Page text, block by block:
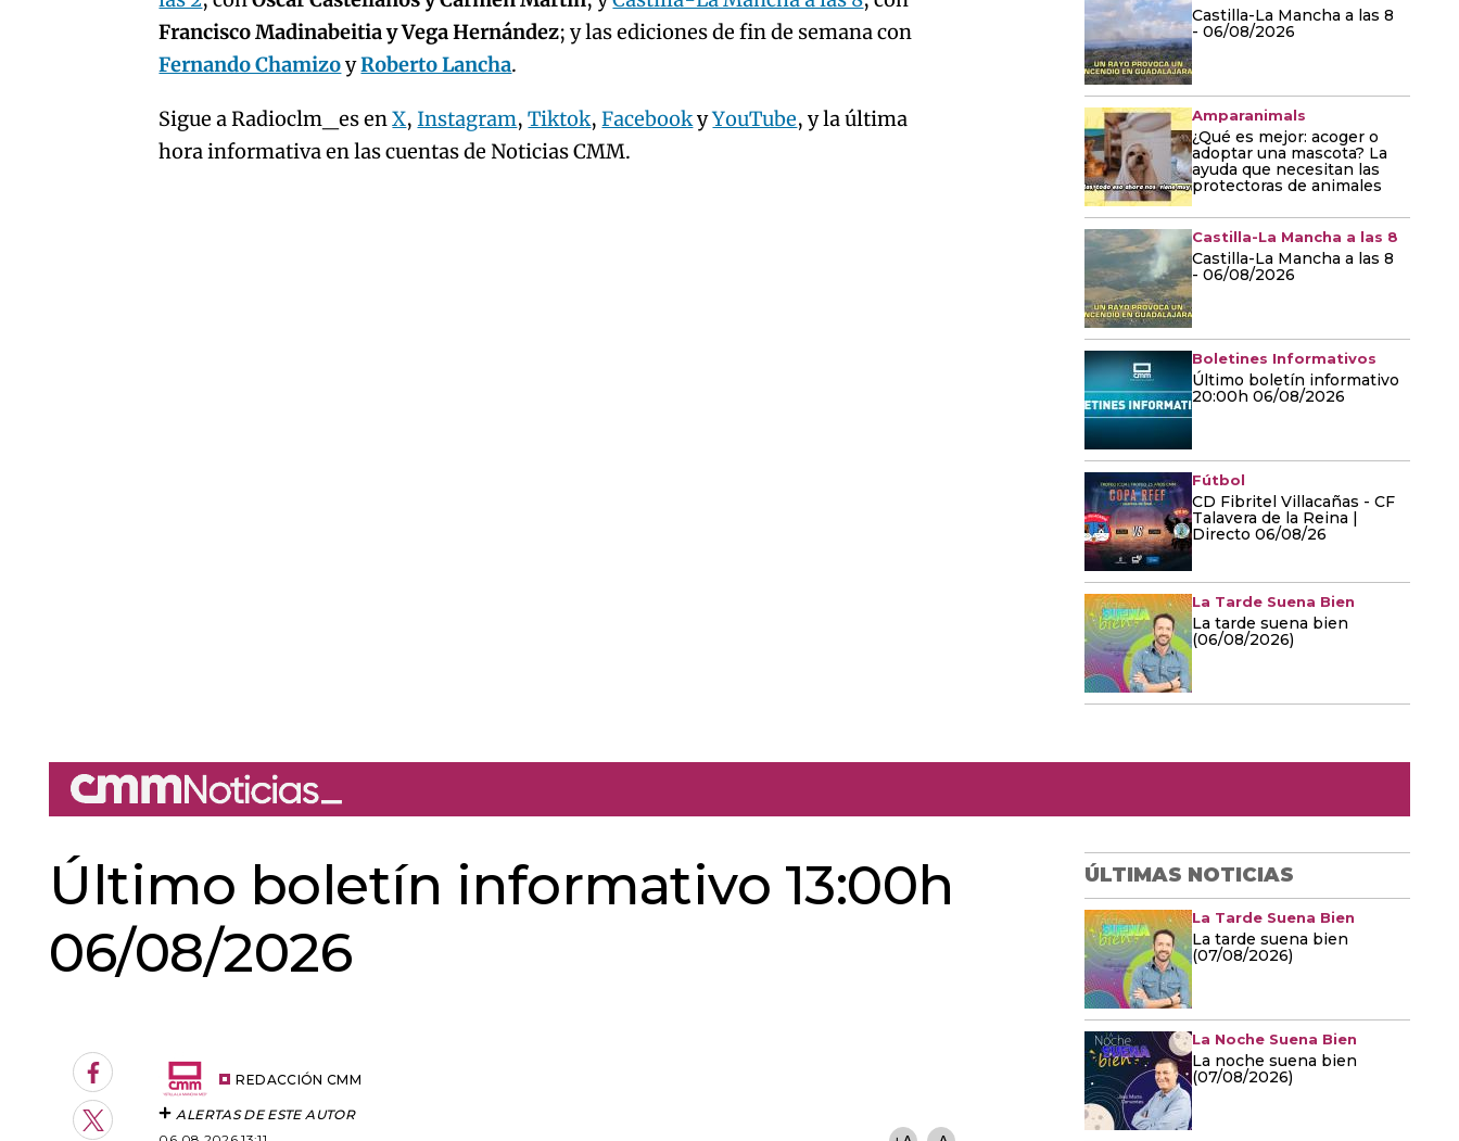
artículo
Francisco Madinabeitia y Vega Hernández; y las ediciones de fin de semana con
Fernando ChamizoyRoberto Lancha.
Sigue a Radioclm_es enX, Instagram,Tiktok,FacebookyYouTube, y la última
hora informativa en las cuentas de Noticias CMM.
Castilla-La Mancha a las 8
- 06/08/2026
Amparanimals
¿Qué es mejor: acoger o
adoptar una mascota? La
ayuda que necesitan las
protectoras de animales
Castilla-La Mancha a las 8
Castilla-La Mancha a las 8
- 06/08/2026
Boletines Informativos
Último boletín informativo
20:00h 06/08/2026
Fútbol
CD Fibritel Villacañas - CF
Talavera de la Reina |
Directo 06/08/26
La Tarde Suena Bien
La tarde suena bien
(06/08/2026)
Último boletín informativo 13:00h
06/08/2026
Facebook
Twitter
REDACCIÓN CMM
ALERTAS DE ESTE AUTOR
ÚLTIMAS NOTICIAS
La Tarde Suena Bien
La tarde suena bien
(07/08/2026)
La Noche Suena Bien
La noche suena bien
(07/08/2026)